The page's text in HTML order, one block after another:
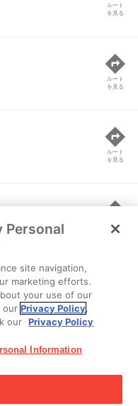
ルート
を見る
ルート
を見る
ルート
を見る
ルート
を見る
Glico Co., Ltd.
Personal
site navigation,
marketing efforts.
your use of our
ourPrivacy Policy.
our Privacy Policy
Information